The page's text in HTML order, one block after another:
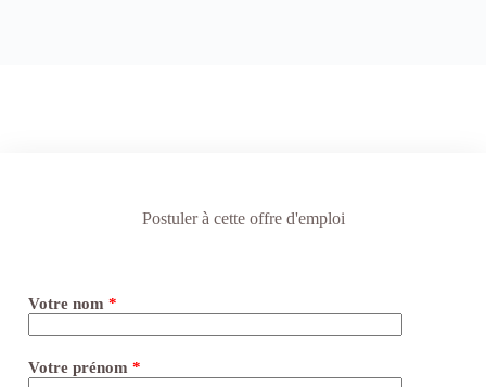
Postuler à cette offre d'emploi
Votre nom*
Votre prénom*